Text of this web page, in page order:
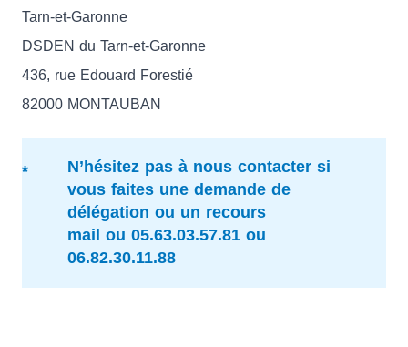
Tarn-et-Garonne
DSDEN du Tarn-et-Garonne
436, rue Edouard Forestié
82000 MONTAUBAN
N’hésitez pas à nous contacter si
vous faites une demande de
délégation ou un recours
mail ou 05.63.03.57.81 ou
06.82.30.11.88